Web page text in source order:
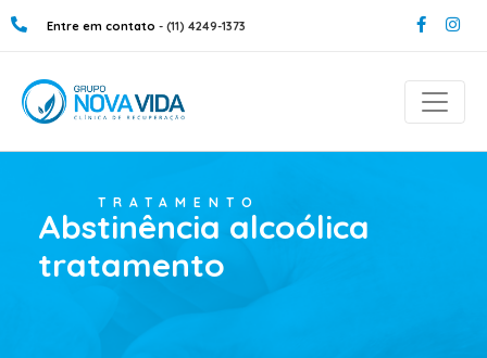
Entre em contato - (11) 4249-1373
TRATAMENTO
Abstinência alcoólica
tratamento